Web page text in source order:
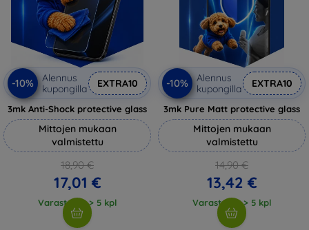
-10%
Alennus
kupongilla
EXTRA10
3mk Anti-Shock protective glass
Mittojen mukaan
valmistettu
18,90 €
17,01 €
Varastossa > 5 kpl
-10%
Alennus
kupongilla
EXTRA10
3mk Pure Matt protective glass
Mittojen mukaan
valmistettu
14,90 €
13,42 €
Varastossa > 5 kpl